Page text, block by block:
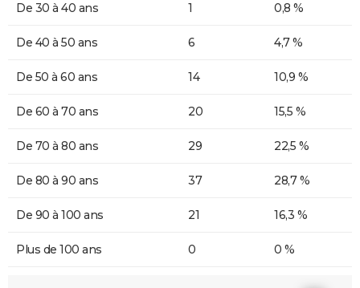
De 30 à 40 ans 1 0,8 %
De 40 à 50 ans 6 4,7 %
De 50 à 60 ans 14 10,9 %
De 60 à 70 ans 20 15,5 %
De 70 à 80 ans 29 22,5 %
De 80 à 90 ans 37 28,7 %
De 90 à 100 ans 21 16,3 %
Plus de 100 ans 0 0 %